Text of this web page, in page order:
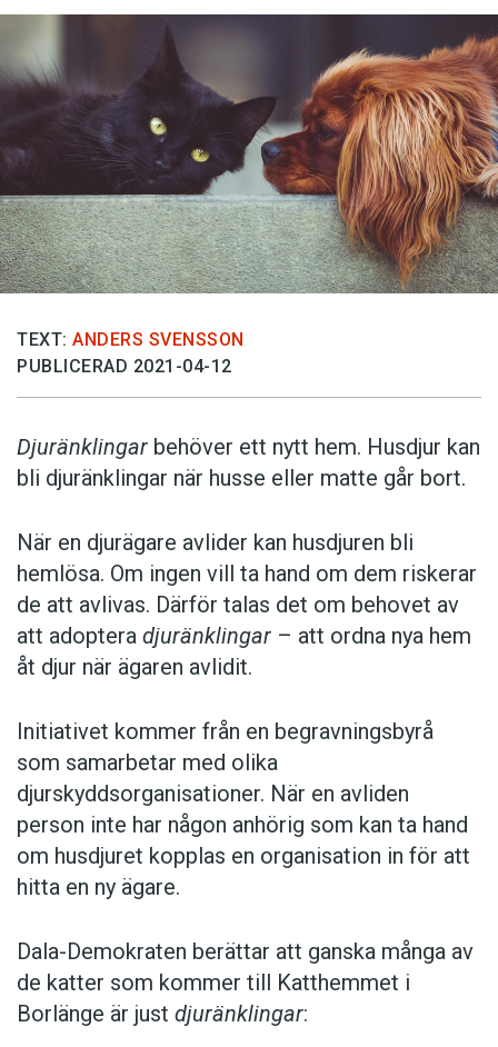
TEXT: ANDERS SVENSSON
PUBLICERAD 2021-04-12
Djuränklingar behöver ett nytt hem. Husdjur kan
bli djuränklingar när husse eller matte går bort.
När en djurägare avlider kan husdjuren bli
hemlösa. Om ingen vill ta hand om dem riskerar
de att avlivas. Därför talas det om behovet av
att adoptera djuränklingar – att ordna nya hem
åt djur när ägaren avlidit.
Initiativet kommer från en begravningsbyrå
som samarbetar med olika
djurskyddsorganisationer. När en avliden
person inte har någon anhörig som kan ta hand
om husdjuret kopplas en organisation in för att
hitta en ny ägare.
Dala-Demokraten berättar att ganska många av
de katter som kommer till Katthemmet i
Borlänge är just djuränklingar: